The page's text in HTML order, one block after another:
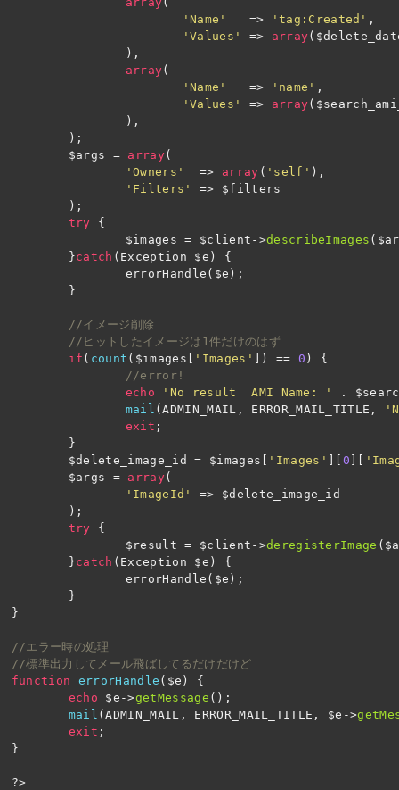
'Name'
=> 'tag:Created' ,
'Values'
=> array(
),
array(
'Name'
=> 'name' ,
'Values'
=> array(
),
);
$args
= array(
'Owners'
=> array ( 'self' ),
'Filters'
=>
$filters
);
try
{
$images
= $client ->describeImages (
}catch ( Exception $e )
{
errorHandle ( $e );
}
//イメージ削除
//ヒットしたイメージは1件だけのはず
if ( count ( $images 'Images' ]) == 0 )
{
//error!
echo
'No result  AMI Name: ' .
mail (ADMIN_MAIL , ERROR_MAIL_TITLE ,
exit ;
}
$delete_image_id
= $images 'Images' 0
$args
= array(
'ImageId'
=>
$delete_image_id
);
try
{
$result
= $client ->deregisterImage (
}catch ( Exception $e )
{
errorHandle ( $e );
}
}
//エラー時の処理
//標準出力してメール飛ばしてるだけだけど
function
errorHandle ( $e )
{
echo
$e ->getMessage ();
mail (ADMIN_MAIL , ERROR_MAIL_TITLE , $e ->
exit ;
}
?>